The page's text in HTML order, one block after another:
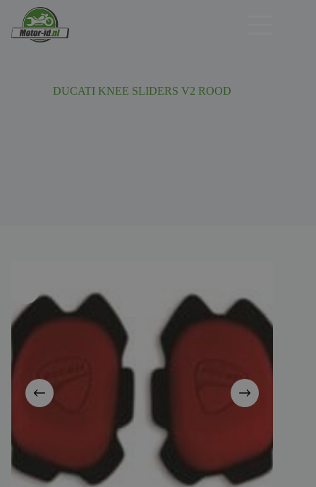
DUCATI KNEE SLIDERS V2 ROOD